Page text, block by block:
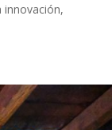
innovación,